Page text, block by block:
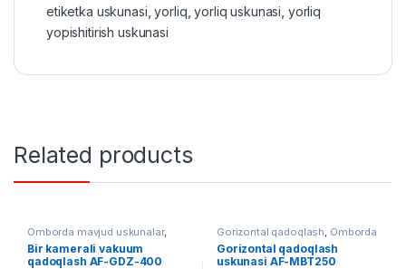
etiketka uskunasi ,yorliq ,yorliq uskunasi yorliq
yopishitirish uskunasi
Related products
Omborda mavjud uskunalar,
Qadoqlash Vakuum qadoqlash
Bir kamerali vakuum
qadoqlash AF-GDZ-400
Gorizontal qadoqlash, Omborda
mavjud uskunalar Qadoqlash
Gorizontal qadoqlash
uskunasi AF-MBT250